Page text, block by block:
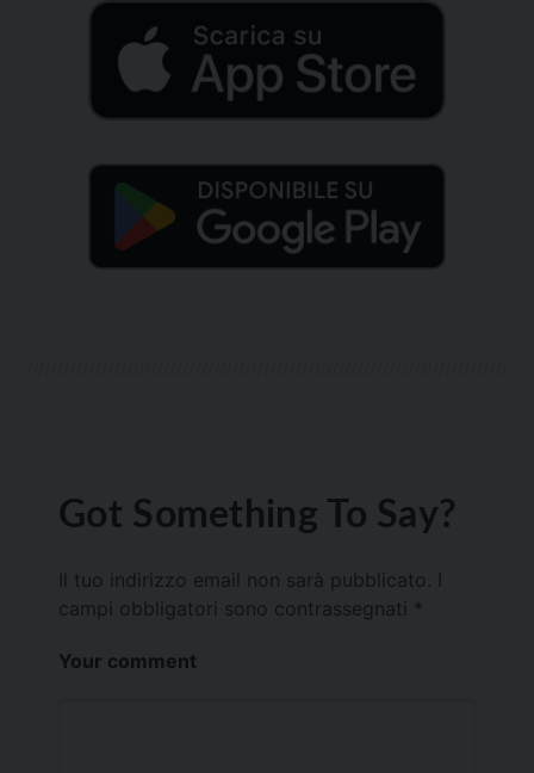
Got Something To Say?
Il tuo indirizzo email non sarà pubblicato.
campi obbligatori sono contrassegnati *
Your comment